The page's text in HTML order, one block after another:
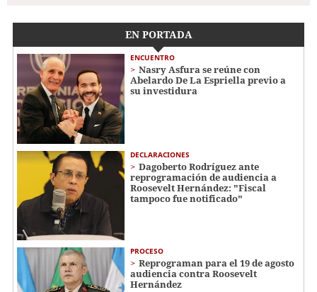
EN PORTADA
ENCUENTRO
Nasry Asfura se reúne con
Abelardo De La Espriella previo a
su investidura
DECLARACIONES
Dagoberto Rodríguez ante
reprogramación de audiencia a
Roosevelt Hernández: "Fiscal
tampoco fue notificado"
PROCESO
Reprograman para el 19 de agosto
audiencia contra Roosevelt
Hernández